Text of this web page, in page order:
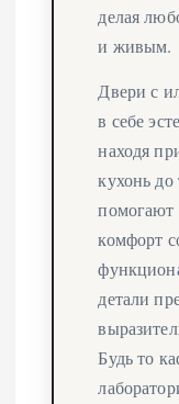
делая
и живым.
Двери с
в себе
находя
кухонь
помогают
комфорт
детали
Будь то